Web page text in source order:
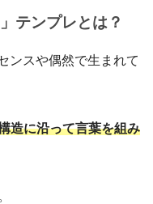
テンプレとは？
ンスや偶然で生まれて
造に沿って言葉を組み